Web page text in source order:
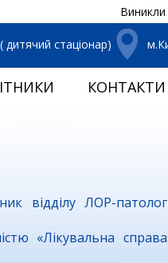
дитячий стаціонар)
КОНТАКТИ
відділу ЛОР-
«Лікувальна